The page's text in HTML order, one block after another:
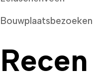
Bouwplaatsbezoeken
Recen